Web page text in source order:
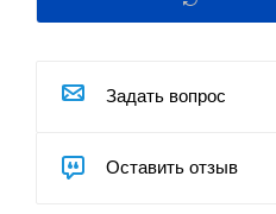
RGW
RIVER
Taliente
Задать вопрос
Оставить отзыв